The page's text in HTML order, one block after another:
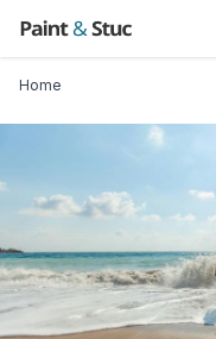
Overslaan
en
inhoud
Paint & Stuc
Kruimelpad
Home